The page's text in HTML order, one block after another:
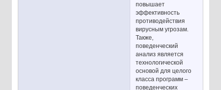
повышает
эффективность
противодействия
вирусным угрозам.
Также,
поведенческий
анализ является
технологической
основой для целого
класса программ –
поведенческих